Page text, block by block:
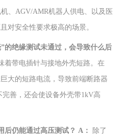
、AGV/AMR机器人供电、以及医
对安全性要求极高的场景。
的绝缘测试未通过，会导致什么后
着带电插针与接地外壳短路。在
大的短路电流，导致前端断路器
善，还会使设备外壳带1kV高
后仍能通过高压测试？ A： 除了